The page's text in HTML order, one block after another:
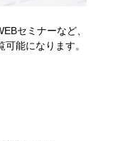
セミナーなど、
能になります。